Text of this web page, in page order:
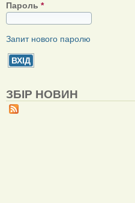
Пароль *
Запит нового паролю
ЗБІР НОВИН